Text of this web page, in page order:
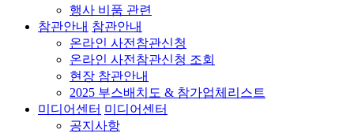
행사 비품 관련
참관안내 참관안내
온라인 사전참관신청
온라인 사전참관신청 조회
현장 참관안내
2025 부스배치도 & 참가업체리스트
미디어센터 미디어센터
공지사항